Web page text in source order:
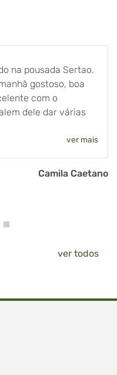
na pousada Sertao.
gostoso, boa
com o
dele dar várias
ver mais
Camila Caetano
ver todos